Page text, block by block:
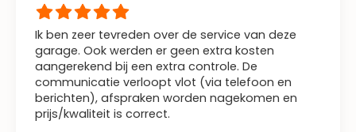
Ik ben zeer tevreden over de service van deze
garage. Ook werden er geen extra kosten
aangerekend bij een extra controle. De
communicatie verloopt vlot (via telefoon en
berichten), afspraken worden nagekomen en
prijs/kwaliteit is correct.